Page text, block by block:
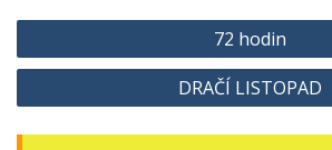
Navigace
pro
72 hodin
DRAČÍ LISTOPAD